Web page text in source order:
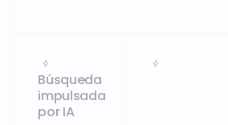
Búsqueda
impulsada
por IA